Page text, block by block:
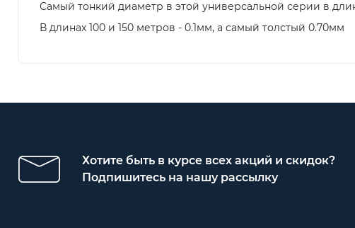
Самый тонкий диаметр в этой универсальной серии в
В длинах 100 и 150 метров - 0.1мм, а самый толстый 0.70мм
Хотите быть в курсе всех акций и скидок?
Подпишитесь на нашу рассылку